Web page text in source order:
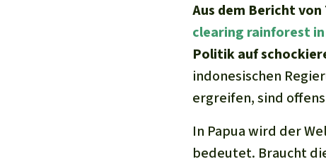
Aus dem Bericht
clearing rainforest
Politik auf
indonesischen
ergreifen, sind
In Papua wird der
bedeutet. Braucht